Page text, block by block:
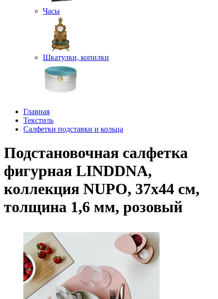
Часы
Шкатулки, копилки
Главная
Текстиль
Салфетки подставки и кольца
Подстановочная салфетка
фигурная LINDDNA,
коллекция NUPO, 37x44 см,
толщина 1,6 мм, розовый